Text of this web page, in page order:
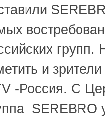
групп.
и
-Россия. С
SEREBRO